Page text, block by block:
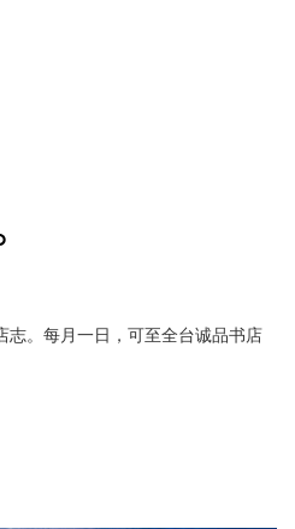
志。每月一日，可至全台诚品书店